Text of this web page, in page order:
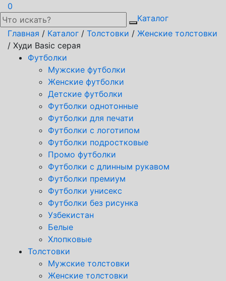
0
Каталог
Главная / Каталог / Толстовки / Женские толстовки
/ Худи Basic серая
Футболки
Мужские футболки
Женские футболки
Детские футболки
Футболки однотонные
Футболки для печати
Футболки с логотипом
Футболки подростковые
Промо футболки
Футболки с длинным рукавом
Футболки премиум
Футболки унисекс
Футболки без рисунка
Узбекистан
Белые
Хлопковые
Толстовки
Мужские толстовки
Женские толстовки